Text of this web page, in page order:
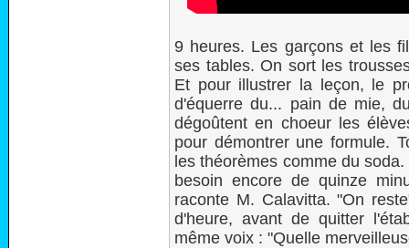
9 heures. Les garçons et les
ses tables. On sort les
Et pour illustrer la leçon, le
d'équerre du... pain de mie,
dégoûtent en choeur les
pour démontrer une formule.
les théorèmes comme du
besoin encore de quinze
raconte M. Calavitta. "On
d'heure, avant de quitter
même voix : "Quelle